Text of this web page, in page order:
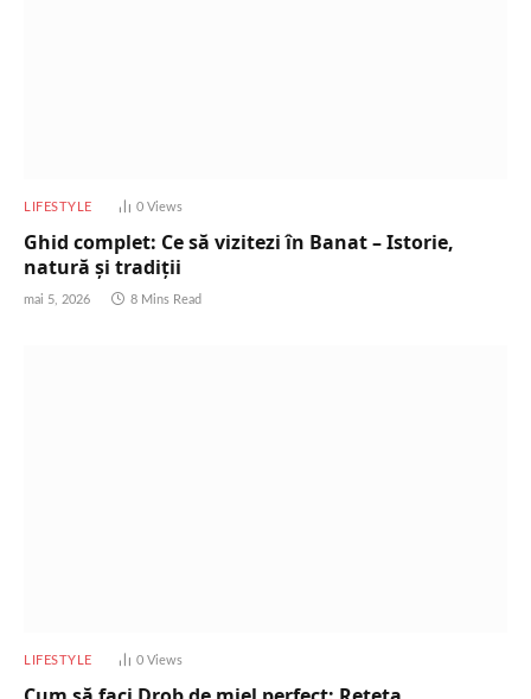
LIFESTYLE 0 Views
Ghid complet: Ce să vizitezi în Banat – Istorie,
natură și tradiții
mai 5, 2026 8 Mins Read
LIFESTYLE 0 Views